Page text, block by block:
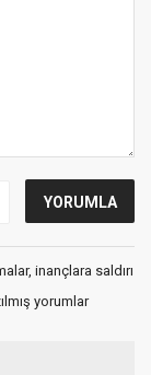
inançlara saldırı
yorumlar